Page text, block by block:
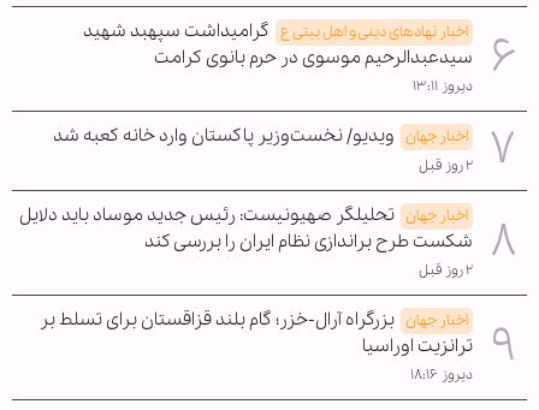
اخبار نهادهای دینی و اهل بیتی ع گرامیداشت سپهبد شهید
سیدعبدالرحیم موسوی در حرم بانوی کرامت
دیروز ۱۳:۱۱
اخبار جهان ویدیو/ نخست‌وزیر پاکستان وارد خانه کعبه شد
۲ روز قبل
اخبار جهان تحلیلگر صهیونیست: رئیس جدید موساد باید دلایل
شکست طرح براندازی نظام ایران را بررسی کند
۲ روز قبل
اخبار جهان بزرگراه آرال-خزر؛ گام بلند قزاقستان برای تسلط بر
ترانزیت اوراسیا
دیروز ۱۸:۱۶